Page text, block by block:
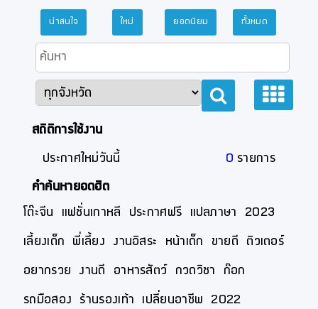
น่าสนใจ ใหม่ ยอดนิยม ทั้งหมด
สถิติการใช้งาน
ประกาศใหม่วันนี้ 0 รายการ
คำค้นหายอดฮิต
โต๊ะจีน
แฟชั่นเกาหลี ประกาศฟรี แปลภาษา 2023
เลี้ยงเด็ก พี่เลี้ยง งานอิสระ หน้าเด็ก ขายดี ติวเตอร์
อยากรวย งานดี อาหารสัตว์ กวดวิชา ก๊อก
รถมือสอง ร้านรองเท้า เปลี่ยนอาชีพ 2022